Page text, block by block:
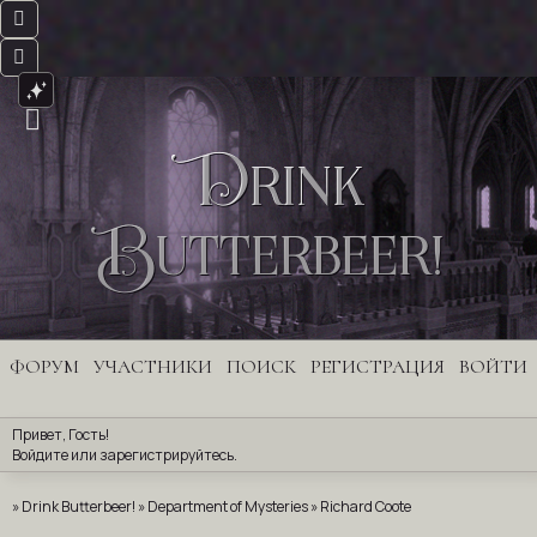
Drink
Butterbeer!
ФОРУМ УЧАСТНИКИ ПОИСК РЕГИСТРАЦИЯ ВОЙТИ
Привет, Гость!
Войдите или зарегистрируйтесь.
»Drink Butterbeer! »Department of Mysteries»Richard Coote